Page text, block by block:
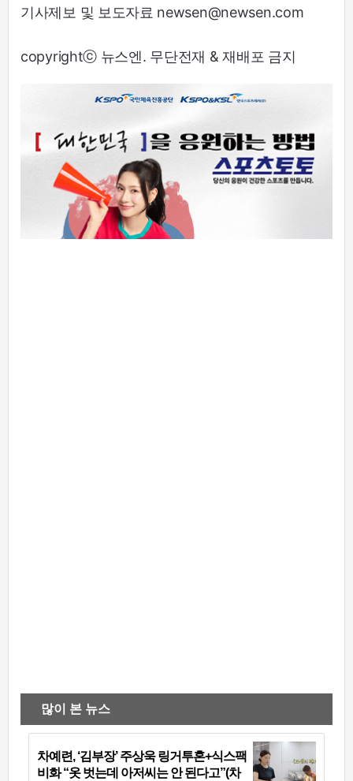
기사제보 및 보도자료 newsen@newsen.com
copyrightⓒ 뉴스엔. 무단전재 & 재배포 금지
많이 본 뉴스
차예련, ‘김부장’ 주상욱 링거투혼+식스팩
비화 “옷 벗는데 아저씨는 안 된다고”(차